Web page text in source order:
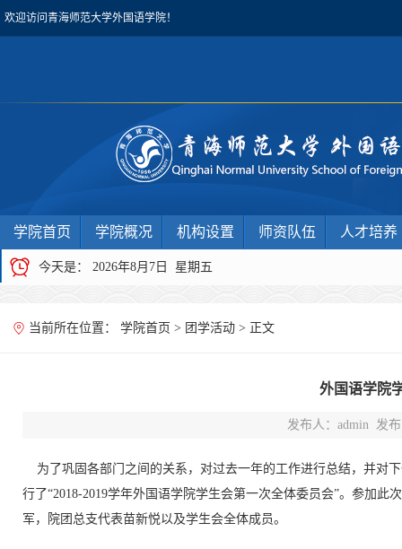
欢迎访问青海师范大学外国语学院！
学院首页 学院概况 机构设置 师资队伍 人才培养
今天是： 2026年8月7日 星期五
当前所在位置： 学院首页 > 团学活动 > 正文
外国语学院
发布人：admin 发
为了巩固各部门之间的关系，对过去一年的工作进行总结，并对
行了“2018-2019学年外国语学院学生会第一次全体委员会”。参加
军，院团总支代表苗新悦以及学生会全体成员。